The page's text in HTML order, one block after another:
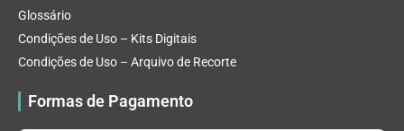
Glossário
Condições de Uso – Kits Digitais
Condições de Uso – Arquivo de Recorte
Formas de Pagamento